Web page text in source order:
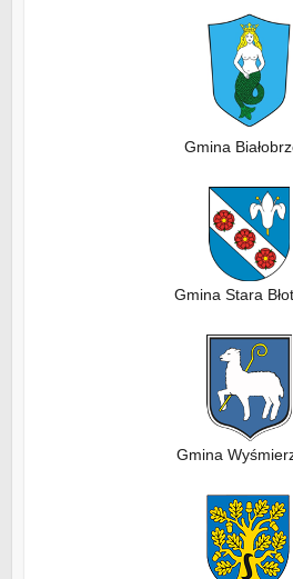
Gmina
Gmina Stara
Gmina